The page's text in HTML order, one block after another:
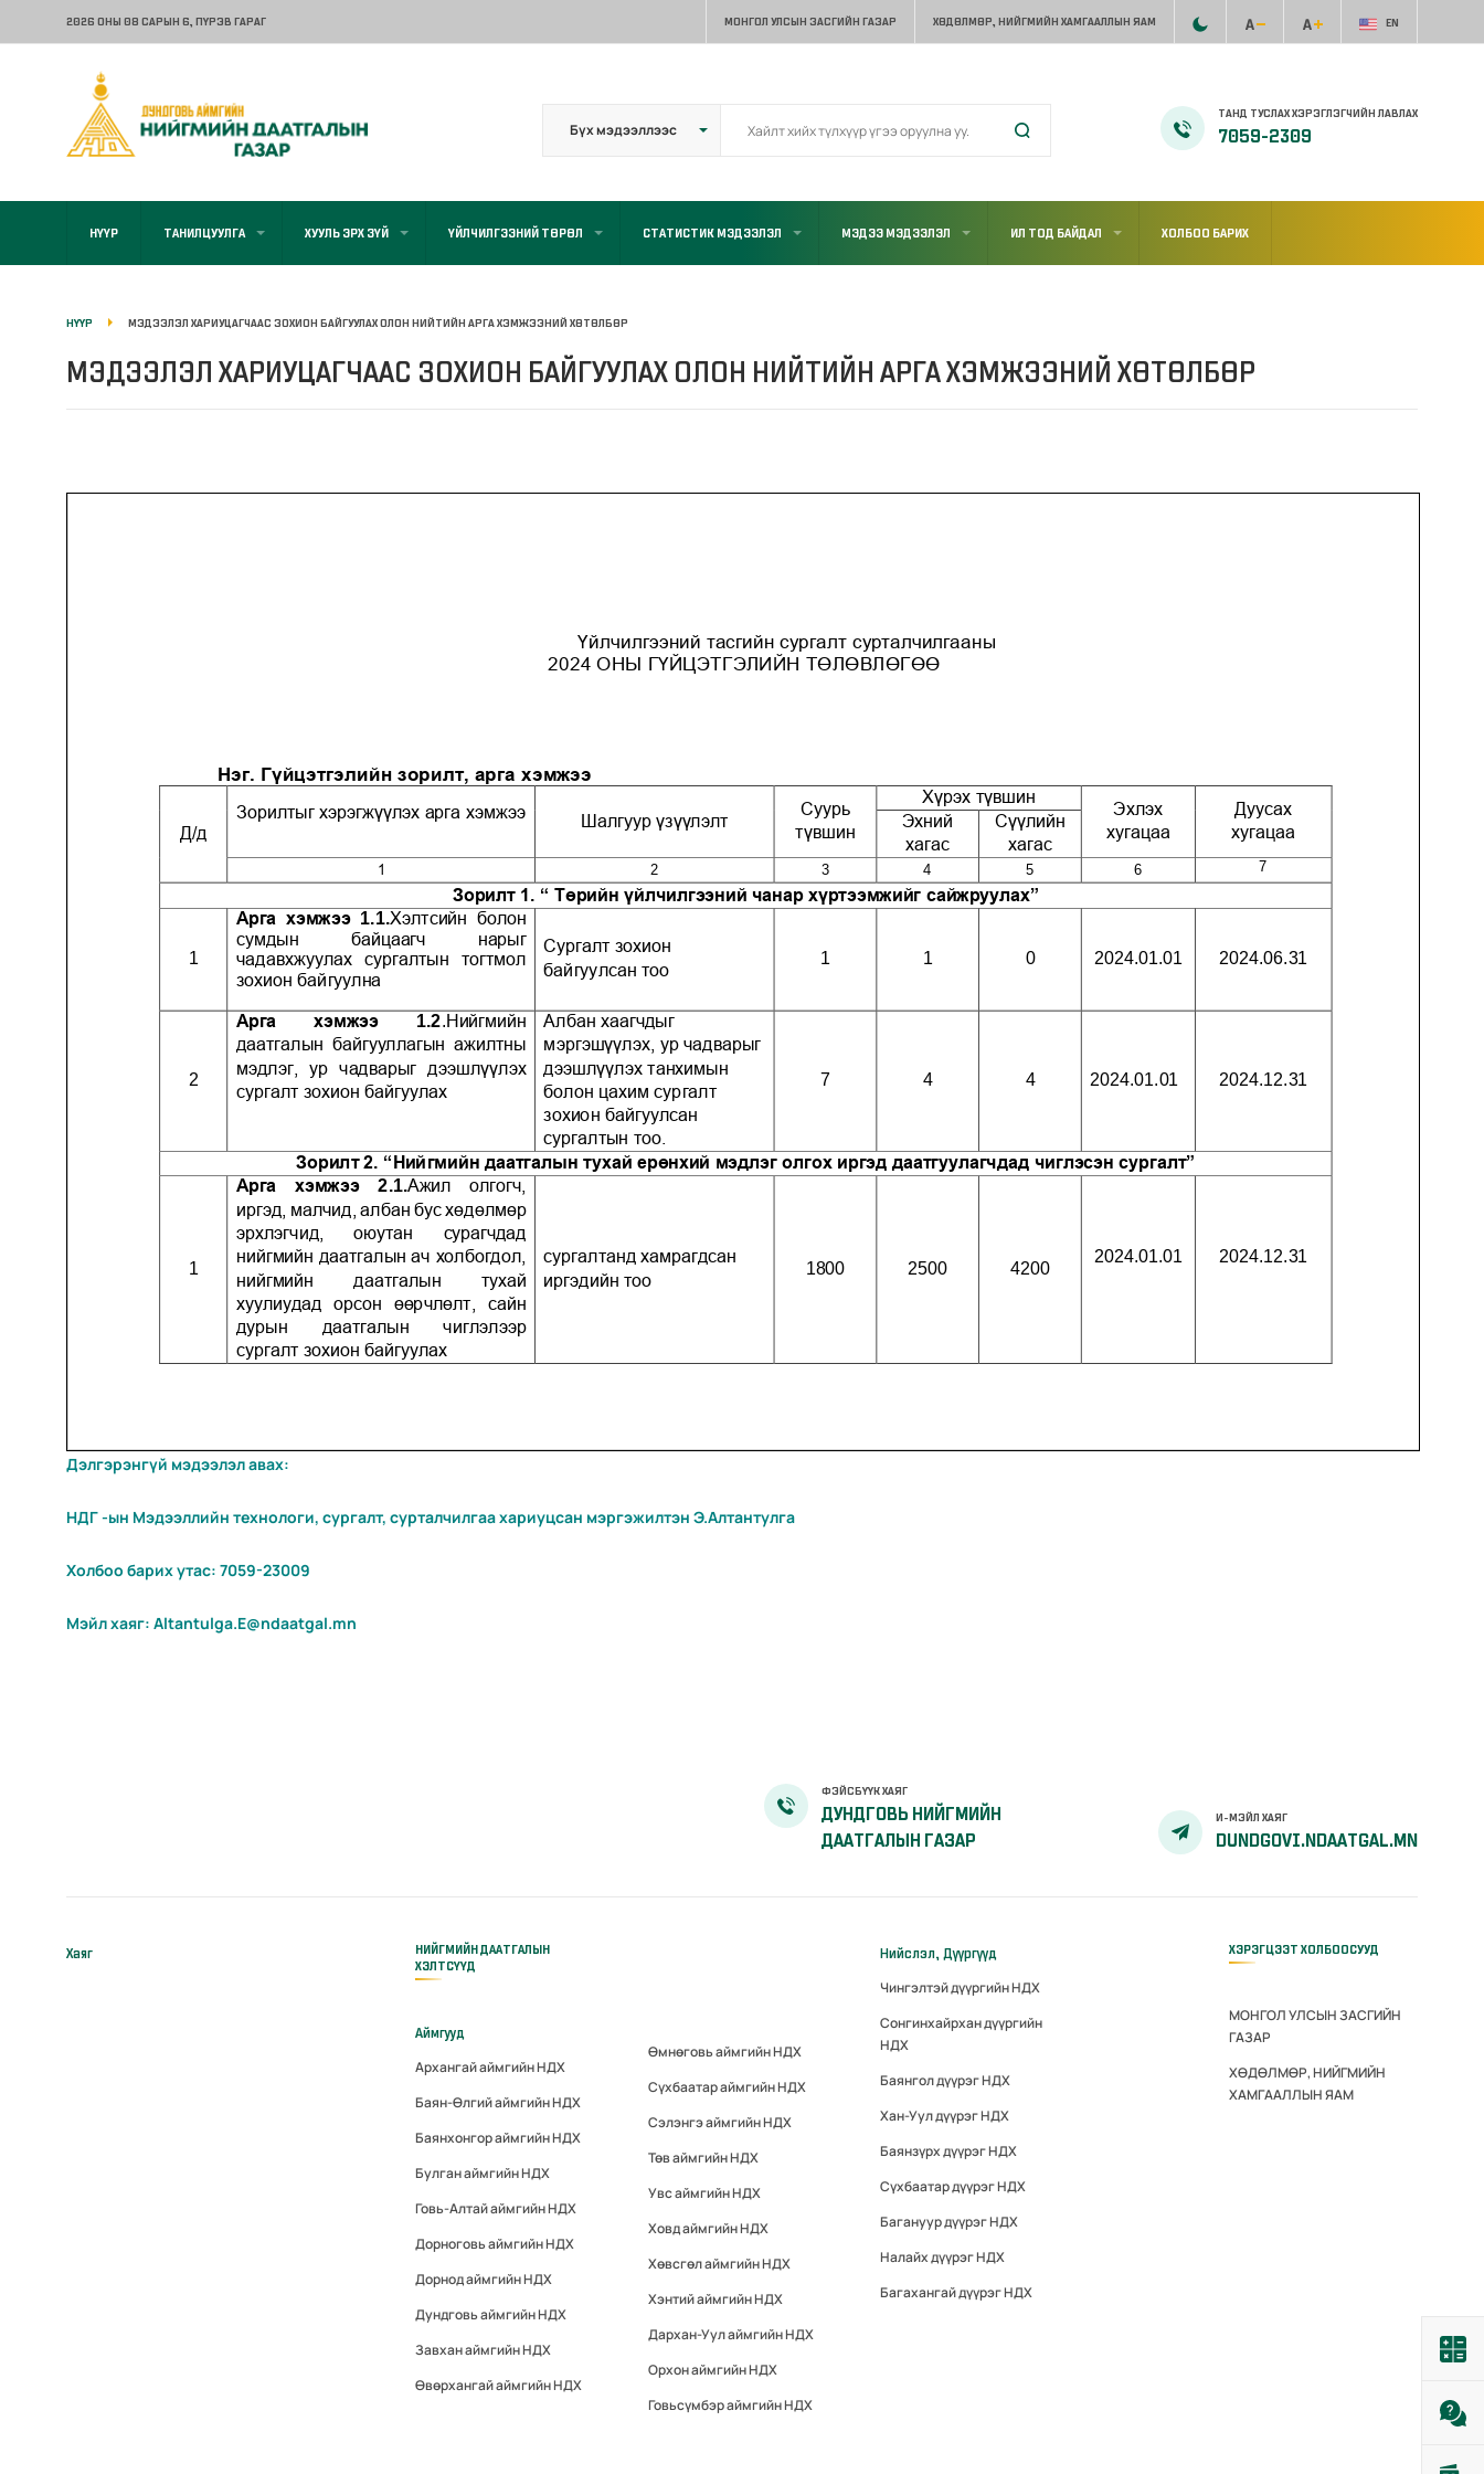
2026 ОНЫ 08 САРЫН 6, ПҮРЭВ ГАРАГ МОНГОЛ УЛСЫН ЗАСГИЙН ГАЗАР ХӨДӨЛМӨР, НИЙГМИЙН ХАМГААЛЛЫН ЯАМ EN
ТАНД ТУСЛАХ ХЭРЭГЛЭГЧИЙН ЛАВЛАХ
7059-2309
НҮҮР ТАНИЛЦУУЛГА ХУУЛЬ ЭРХ ЗҮЙ ҮЙЛЧИЛГЭЭНИЙ ТӨРӨЛ СТАТИСТИК МЭДЭЭЛЭЛ МЭДЭЭ МЭДЭЭЛЭЛ ИЛ ТОД БАЙДАЛ ХОЛБОО БАРИХ
НҮҮР МЭДЭЭЛЭЛ ХАРИУЦАГЧААС ЗОХИОН БАЙГУУЛАХ ОЛОН НИЙТИЙН АРГА ХЭМЖЭЭНИЙ ХӨТӨЛБӨР
МЭДЭЭЛЭЛ ХАРИУЦАГЧААС ЗОХИОН БАЙГУУЛАХ ОЛОН НИЙТИЙН АРГА ХЭМЖЭЭНИЙ ХӨТӨЛБӨР
Дэлгэрэнгүй мэдээлэл авах:
НДГ -ын Мэдээллийн технологи, сургалт, сурталчилгаа хариуцсан мэргэжилтэн Э.Алтантулга
Холбоо барих утас: 7059-23009
Мэйл хаяг: Altantulga.E@ndaatgal.mn
ФЭЙСБҮҮК ХАЯГ
ДУНДГОВЬ НИЙГМИЙН
ДААТГАЛЫН ГАЗАР
И-МЭЙЛ ХАЯГ
DUNDGOVI.NDAATGAL.MN
Хаяг
НИЙГМИЙН ДААТГАЛЫН
ХЭЛТСҮҮД
Аймгууд
Архангай аймгийн НДХ
Баян-Өлгий аймгийн НДХ
Баянхонгор аймгийн НДХ
Булган аймгийн НДХ
Говь-Алтай аймгийн НДХ
Дорноговь аймгийн НДХ
Дорнод аймгийн НДХ
Дундговь аймгийн НДХ
Завхан аймгийн НДХ
Өвөрхангай аймгийн НДХ
Өмнөговь аймгийн НДХ
Сүхбаатар аймгийн НДХ
Сэлэнгэ аймгийн НДХ
Төв аймгийн НДХ
Увс аймгийн НДХ
Ховд аймгийн НДХ
Хөвсгөл аймгийн НДХ
Хэнтий аймгийн НДХ
Дархан-Уул аймгийн НДХ
Орхон аймгийн НДХ
Говьсүмбэр аймгийн НДХ
Нийслэл, Дүүргүүд
Чингэлтэй дүүргийн НДХ
Сонгинхайрхан дүүргийн
НДХ
Баянгол дүүрэг НДХ
Хан-Уул дүүрэг НДХ
Баянзүрх дүүрэг НДХ
Сүхбаатар дүүрэг НДХ
Багануур дүүрэг НДХ
Налайх дүүрэг НДХ
Багахангай дүүрэг НДХ
ХЭРЭГЦЭЭТ ХОЛБООСУУД
МОНГОЛ УЛСЫН ЗАСГИЙН
ГАЗАР
ХӨДӨЛМӨР, НИЙГМИЙН
ХАМГААЛЛЫН ЯАМ